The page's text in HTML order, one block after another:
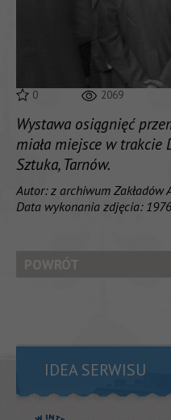
0 2069
Wystawa osiągnięć
miała miejsce w trakcie
Sztuka, Tarnów.
Autor: z archiwum Zakładów
Data wykonania zdjęcia: 1976
POWRÓT
IDEA SERWISU